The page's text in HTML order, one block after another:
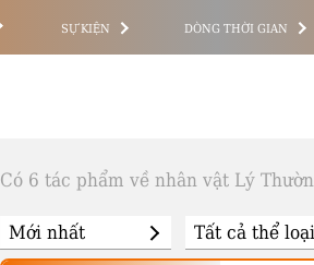
SỰ KIỆN DÒNG THỜI GIAN
Có 6 tác phẩm về nhân vật Lý